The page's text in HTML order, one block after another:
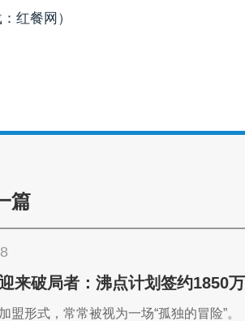
红餐网）
篇
来破局者：沸点计划签约1850
盟形式，常常被视为一场“孤独的冒险”。